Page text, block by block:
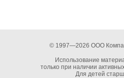
© 1997—2026 ООО
Использование
только при наличии
Для детей